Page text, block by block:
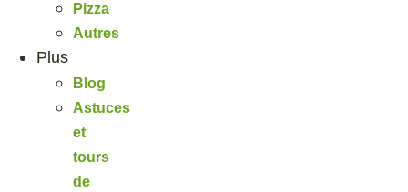
Pizza
Autres
Plus
Blog
Astuces
et
tours
de